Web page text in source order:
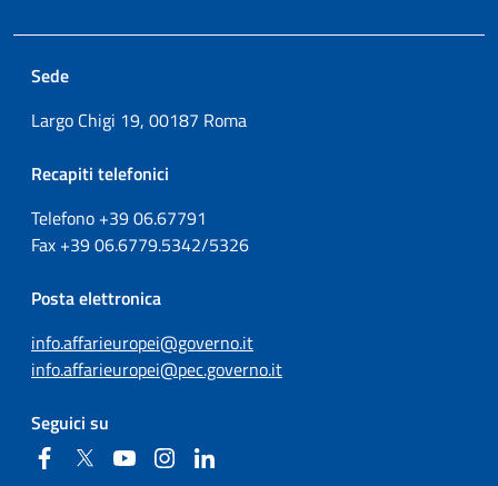
Sede
Largo Chigi 19, 00187 Roma
Recapiti telefonici
Telefono +3906.67791
Fax +3906.6779.5342/5326
Posta elettronica
info.affarieuropei@governo.it
info.affarieuropei@pec.governo.it
Seguici su
FacebookTwitter YouTubeInstagram